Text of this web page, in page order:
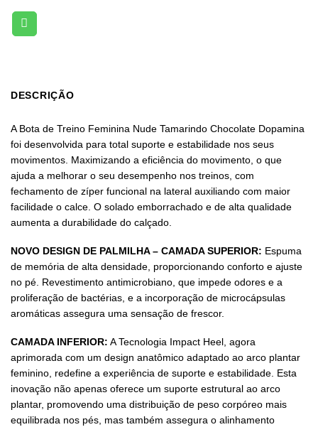
DESCRIÇÃO
A Bota de Treino Feminina Nude Tamarindo Chocolate Dopamina
foi desenvolvida para total suporte e estabilidade nos seus
movimentos. Maximizando a eficiência do movimento, o que
ajuda a melhorar o seu desempenho nos treinos, com
fechamento de zíper funcional na lateral auxiliando com maior
facilidade o calce. O solado emborrachado e de alta qualidade
aumenta a durabilidade do calçado.
NOVO DESIGN DE PALMILHA – CAMADA SUPERIOR: Espuma
de memória de alta densidade, proporcionando conforto e ajuste
no pé. Revestimento antimicrobiano, que impede odores e a
proliferação de bactérias, e a incorporação de microcápsulas
aromáticas assegura uma sensação de frescor.
CAMADA INFERIOR: A Tecnologia Impact Heel, agora
aprimorada com um design anatômico adaptado ao arco plantar
feminino, redefine a experiência de suporte e estabilidade. Esta
inovação não apenas oferece um suporte estrutural ao arco
plantar, promovendo uma distribuição de peso corpóreo mais
equilibrada nos pés, mas também assegura o alinhamento